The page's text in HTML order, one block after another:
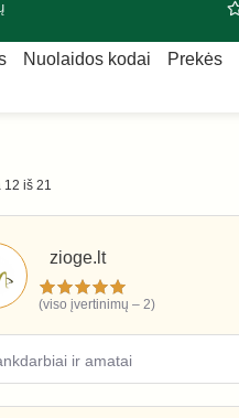
Nuolaidos kodai Prekės
12 iš 21
zioge.lt
(viso įvertinimų – 2)
ir amatai